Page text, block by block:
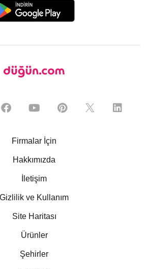
Firmalar İçin
Hakkımızda
İletişim
Gizlilik ve Kullanım
Site Haritası
Ürünler
Şehirler